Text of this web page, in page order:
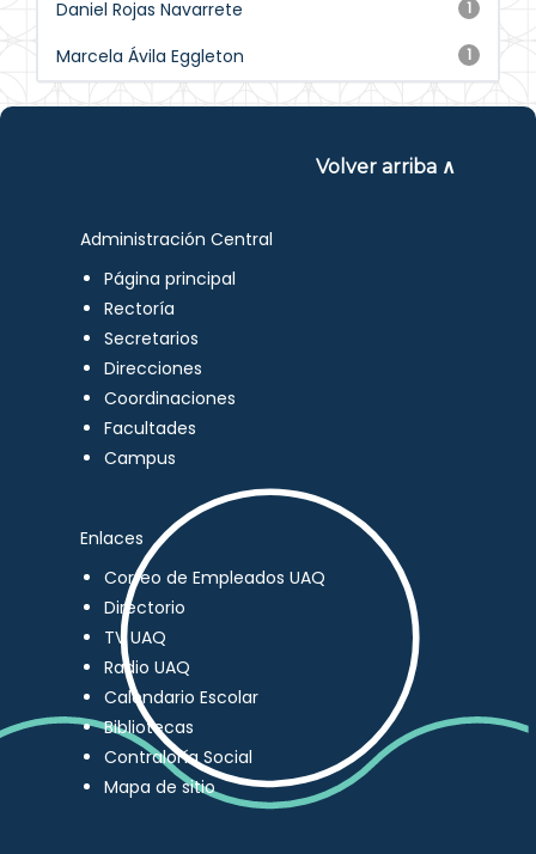
1
Daniel Rojas Navarrete
1
Marcela Ávila Eggleton
Volver arriba ∧
Administración Central
Página principal
Rectoría
Secretarios
Direcciones
Coordinaciones
Facultades
Campus
Enlaces
Correo de Empleados UAQ
Directorio
TV UAQ
Radio UAQ
Calendario Escolar
Bibliotecas
Contraloría Social
Mapa de sitio